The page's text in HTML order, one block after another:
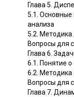
Глава 5.
5.1. Основные
анализа
5.2. Методика
Вопросы для
Глава 6.
6.1. Понятие
6.2. Методика
Вопросы для
Глава 7.